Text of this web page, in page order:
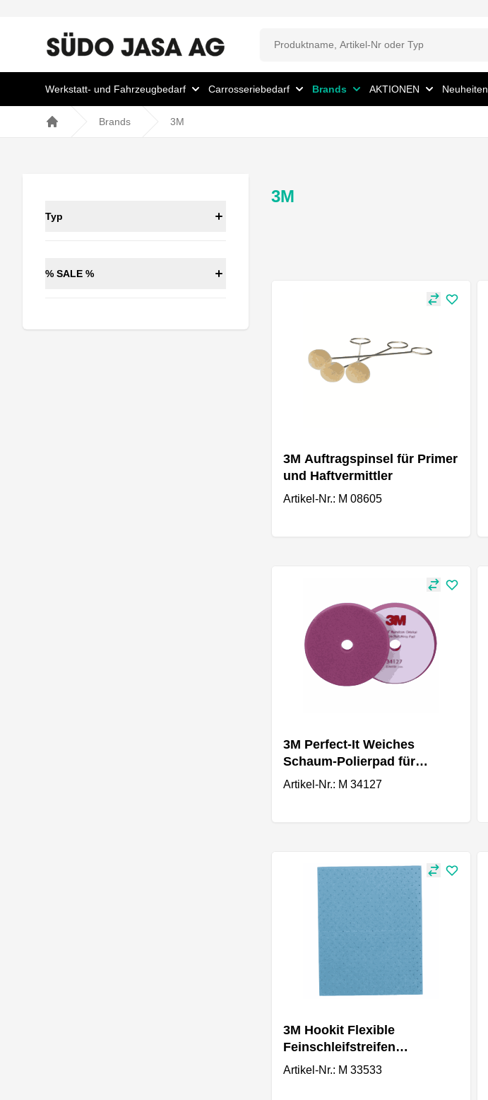
Werkstatt- und Fahrzeugbedarf Carrosseriebedarf Brands AKTIONEN Neuheiten
Brands 3M
Typ
% SALE %
3M
3M Auftragspinsel für Primer
und Haftvermittler
Artikel-Nr.: M 08605
3M Perfect-It Weiches
Schaum-Polierpad für
Exzenterpoliermaschine
Artikel-Nr.: M 34127
3M Hookit Flexible
Feinschleifstreifen
139mmx172mm Korn P800
Artikel-Nr.: M 33533